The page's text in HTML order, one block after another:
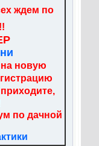
ждем по
новую
по дачной